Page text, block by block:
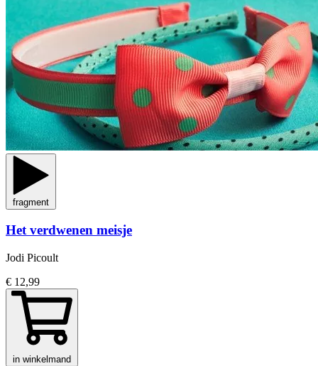
fragment
Het verdwenen meisje
Jodi Picoult
€ 12,99
in winkelmand